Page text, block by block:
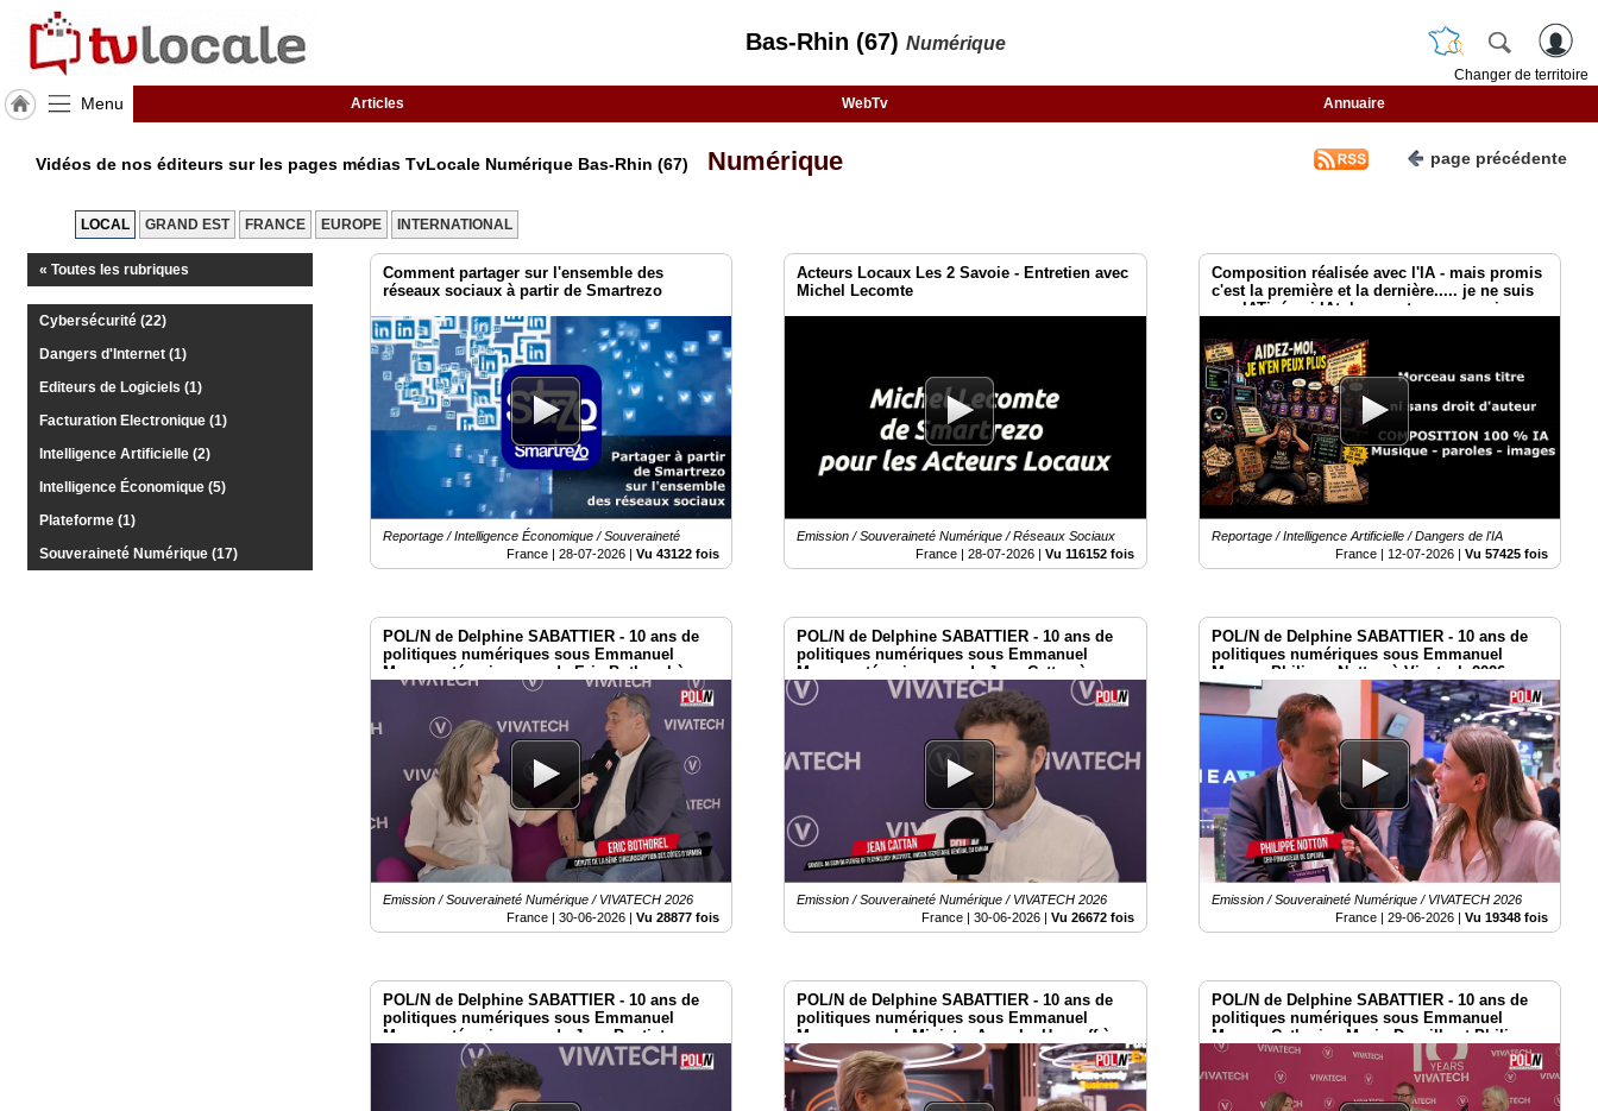
Bas-Rhin (67) Numérique
Changer de territoire
Menu Articles WebTv Annuaire
Rhin
France
Gazette
Vidéos de nos éditeurs sur les pages médias TvLocale Numérique Bas-Rhin (67) Numérique page précédente
LOCAL GRAND EST FRANCE EUROPE INTERNATIONAL
« Toutes les rubriques
Cybersécurité (22)
Dangers d'Internet (1)
Editeurs de Logiciels (1)
Facturation Electronique (1)
Intelligence Artificielle (2)
Intelligence Économique (5)
Plateforme (1)
Souveraineté Numérique (17)
Comment partager sur l'ensemble des
réseaux sociaux à partir de Smartrezo
Reportage / Intelligence Économique / Souveraineté
France |28-07-2026 |Vu 43122 fois
Acteurs Locaux Les 2 Savoie - Entretien avec
Michel Lecomte
Emission / Souveraineté Numérique / Réseaux Sociaux
France | 28-07-2026| Vu 116152 fois
Composition réalisée avec l'IA - mais promis
c'est la première et la dernière..... je ne suis
pas IATisée ni IAtubeuse et encore moins
Reportage / Intelligence Artificielle / Dangers de l'IA
France | 12-07-2026 |Vu 57425 fois
POL/N de Delphine SABATTIER - 10 ans de
politiques numériques sous Emmanuel
Macron : témoignages de Eric Bothorel à
Vivatech 2026
Emission / Souveraineté Numérique / VIVATECH 2026
France |30-06-2026 |Vu 28877 fois
POL/N de Delphine SABATTIER - 10 ans de
politiques numériques sous Emmanuel
Macron : témoignages de Jean Cattan à
Vivatech 2026
Emission / Souveraineté Numérique / VIVATECH 2026
France | 30-06-2026| Vu 26672 fois
POL/N de Delphine SABATTIER - 10 ans de
politiques numériques sous Emmanuel
Macron Philippe Notton à Vivatech 2026
Emission / Souveraineté Numérique / VIVATECH 2026
France |29-06-2026 |Vu 19348 fois
POL/N de Delphine SABATTIER - 10 ans de
politiques numériques sous Emmanuel
Macron : témoignages de Jean-Baptiste
Kempf à Vivatech 2026
POL/N de Delphine SABATTIER - 10 ans de
politiques numériques sous Emmanuel
Macron avec la Ministre Anne Le Henanff à
Vivatech 2026
POL/N de Delphine SABATTIER - 10 ans de
politiques numériques sous Emmanuel
Macron Catherine Morin-Desailly et Philippe
Latombe à Vivatech 2026